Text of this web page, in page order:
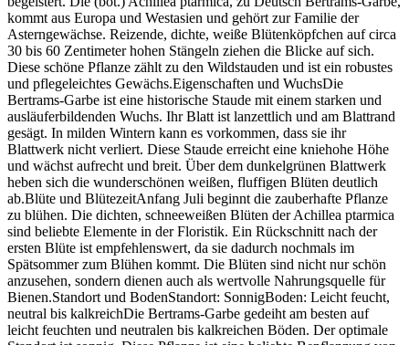
kommt aus Europa und Westasien und gehört zur Familie der
Asterngewächse. Reizende, dichte, weiße Blütenköpfchen auf circa
30 bis 60 Zentimeter hohen Stängeln ziehen die Blicke auf sich.
Diese schöne Pflanze zählt zu den Wildstauden und ist ein robustes
und pflegeleichtes Gewächs.Eigenschaften und WuchsDie
Bertrams-Garbe ist eine historische Staude mit einem starken und
ausläuferbildenden Wuchs. Ihr Blatt ist lanzettlich und am Blattrand
gesägt. In milden Wintern kann es vorkommen, dass sie ihr
Blattwerk nicht verliert. Diese Staude erreicht eine kniehohe Höhe
und wächst aufrecht und breit. Über dem dunkelgrünen Blattwerk
heben sich die wunderschönen weißen, fluffigen Blüten deutlich
ab.Blüte und BlütezeitAnfang Juli beginnt die zauberhafte Pflanze
zu blühen. Die dichten, schneeweißen Blüten der Achillea ptarmica
sind beliebte Elemente in der Floristik. Ein Rückschnitt nach der
ersten Blüte ist empfehlenswert, da sie dadurch nochmals im
Spätsommer zum Blühen kommt. Die Blüten sind nicht nur schön
anzusehen, sondern dienen auch als wertvolle Nahrungsquelle für
Bienen.Standort und BodenStandort: SonnigBoden: Leicht feucht,
neutral bis kalkreichDie Bertrams-Garbe gedeiht am besten auf
leicht feuchten und neutralen bis kalkreichen Böden. Der optimale